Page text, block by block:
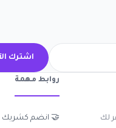
اشترك
لك
روابط مهمة
🤝 انضم كشريك